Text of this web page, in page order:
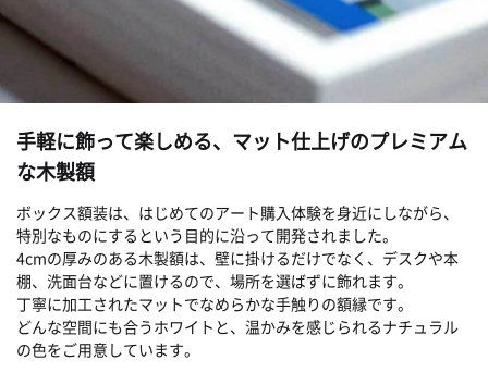
手軽に飾って楽しめる、マット仕上げのプレミアム
な木製額
ボックス額装は、はじめてのアート購入体験を身近にしながら、
特別なものにするという目的に沿って開発されました。
4cmの厚みのある木製額は、壁に掛けるだけでなく、デスクや本
棚、洗面台などに置けるので、場所を選ばずに飾れます。
丁寧に加工されたマットでなめらかな手触りの額縁です。
どんな空間にも合うホワイトと、温かみを感じられるナチュラル
の色をご用意しています。